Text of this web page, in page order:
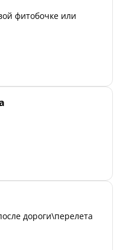
фитобочке или
дороги\перелета